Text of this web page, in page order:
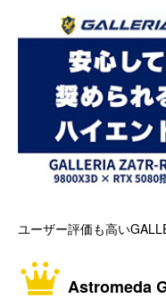
ユーザー評価も高い
Astromeda